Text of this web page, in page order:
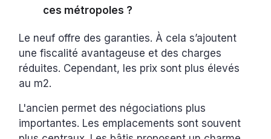
ces métropoles ?
Le neuf offre des garanties. À cela s’ajoutent
une fiscalité avantageuse et des charges
réduites. Cependant, les prix sont plus élevés
au m2.
L'ancien permet des négociations plus
importantes. Les emplacements sont souvent